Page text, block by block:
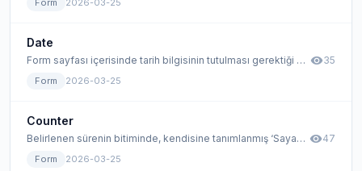
Form 2026-03-25
Date
Form sayfası içerisinde tarih bilgisinin tutulması gerektiği durumlarda kullanılır.
Form 2026-03-25
visibility35
Counter
Belirlenen sürenin bitiminde, kendisine tanımlanmış ‘Sayaç Bitiminde’ aksiyonlarını çalıştıran bir araçtır. Bu araca verilen değerden itibaren geri sayıma başlamaktadır. Sayaç elemanının değeri, çalışma anında değiştirilebilir. Bu işlem değer güncelleme aksiyonuna + ya da – değer verilerek yapılmaktadır.
Form 2026-03-25
visibility47